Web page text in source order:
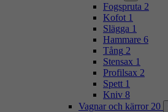
Fogspruta 2
Kofot 1
Slägga 1
Hammare 6
Tång 2
Stensax 1
Profilsax 2
Spett 1
Kniv 8
Vagnar och kärror 20